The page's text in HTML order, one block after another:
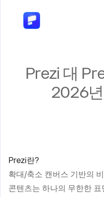
Prezi 대
2026
Prezi란?
확대/축소 캔버스 기반의
콘텐츠는 하나의 무한한